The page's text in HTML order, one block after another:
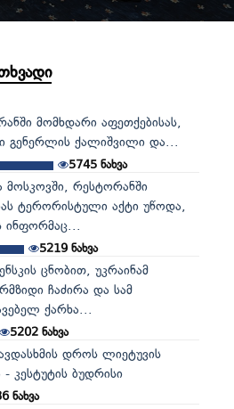
მომხდარი აფეთქებისას,
გენერლის ქალიშვილი და...
5745 ნახვა
მოსკოვში, რესტორანში
ტერორისტული აქტი უწოდა,
ინფორმაც...
5219ნახვა
ცნობით, უკრაინამ
ჩაძირა და სამ
ქარხა...
5202ნახვა
დროს ლიეტუვის
კესტუტის ბუდრისი
ნახვა